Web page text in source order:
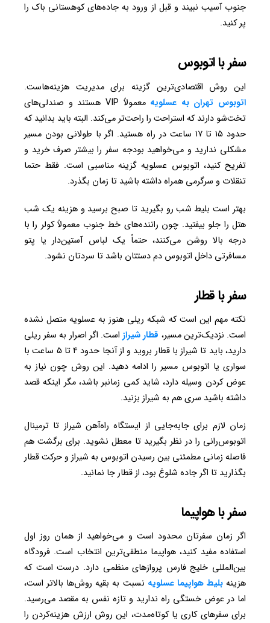
جنوب آسیب نبیند و قبل از ورود به جاده‌های کوهستانی باک را
پر کنید.
سفر با اتوبوس
این روش اقتصادی‌ترین گزینه برای مدیریت هزینه‌هاست.
اتوبوس‌ تهران به عسلویه
معمولاً VIP هستند و صندلی‌های
تخت‌شو دارند که استراحت را راحت‌تر می‌کند. البته باید بدانید که
حدود ۱۵ تا ۱۷ ساعت در راه هستید. اگر با طولانی بودن مسیر
مشکلی ندارید و می‌خواهید بودجه سفر را بیشتر صرف خرید و
تفریح کنید، اتوبوس عسلویه گزینه مناسبی است. فقط حتما
تنقلات و سرگرمی همراه داشته باشید تا زمان بگذرد.
بهتر است بلیط شب‌ رو بگیرید تا صبح برسید و هزینه یک شب
هتل را جلو بیفتید. چون راننده‌های خط جنوب معمولاً کولر را با
درجه بالا روشن می‌کنند، حتماً یک لباس آستین‌دار یا پتو
مسافرتی داخل اتوبوس دم دستتان باشد تا سردتان نشود.
سفر با قطار
نکته مهم این است که شبکه ریلی هنوز به عسلویه متصل نشده
است. نزدیک‌ترین مسیر، قطار شیرازاست. اگر اصرار به سفر ریلی
دارید، باید تا شیراز با قطار بروید و از آنجا حدود ۴ تا ۵ ساعت با
سواری یا اتوبوس مسیر را ادامه دهید. این روش چون نیاز به
عوض کردن وسیله دارد، شاید کمی زمانبر باشد، مگر اینکه قصد
داشته باشید سری هم به شیراز بزنید.
زمان لازم برای جابه‌جایی از ایستگاه راه‌آهن شیراز تا ترمینال
اتوبوس‌رانی را در نظر بگیرید تا معطل نشوید. برای برگشت هم
فاصله زمانی مطمئنی بین رسیدن اتوبوس به شیراز و حرکت قطار
بگذارید تا اگر جاده شلوغ بود، از قطار جا نمانید.
سفر با هواپیما
اگر زمان سفرتان محدود است و می‌خواهید از همان روز اول
استفاده مفید کنید، هواپیما منطقی‌ترین انتخاب است. فرودگاه
بین‌المللی خلیج فارس پروازهای منظمی دارد. درست است که
هزینهبلیط هواپیما عسلویه نسبت به بقیه روش‌ها بالاتر است،
اما در عوض خستگی راه ندارید و تازه نفس به مقصد می‌رسید.
برای سفرهای کاری یا کوتاه‌مدت، این روش ارزش هزینه‌کردن را